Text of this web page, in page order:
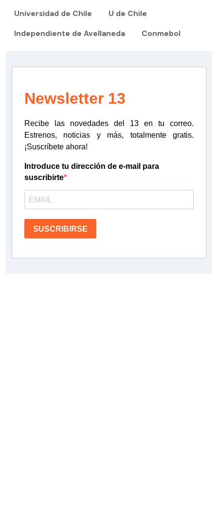
Universidad de Chile U de Chile
Independiente de Avellaneda Conmebol
Newsletter 13
Recibe las novedades del 13 en tu correo.
Estrenos, noticias y más, totalmente gratis.
¡Suscríbete ahora!
Introduce tu dirección de e-mail para
suscribirte
SUSCRIBIRSE